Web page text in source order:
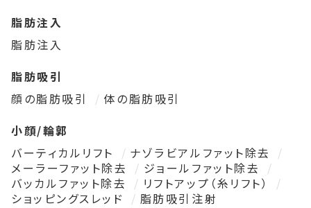
脂肪注入
脂肪注入
脂肪吸引
顔の脂肪吸引
体の脂肪吸引
小顔/輪郭
バーティカルリフト
ナゾラビアルファット除去
メーラーファット除去
ジョールファット除去
バッカルファット除去
リフトアップ（糸リフト）
ショッピングスレッド
脂肪吸引注射